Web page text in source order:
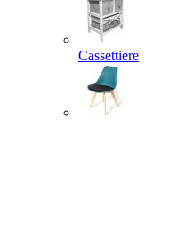
Cassettiere